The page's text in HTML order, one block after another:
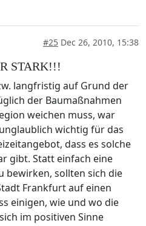
#25 Dec 26, 2010, 15:38
STARK!!!
langfristig auf Grund der
der Baumaßnahmen
weichen muss, war
wichtig für das
dass es solche
gibt. Statt einfach eine
bewirken, sollten sich die
Frankfurt auf einen
einigen, wie und wo die
im positiven Sinne